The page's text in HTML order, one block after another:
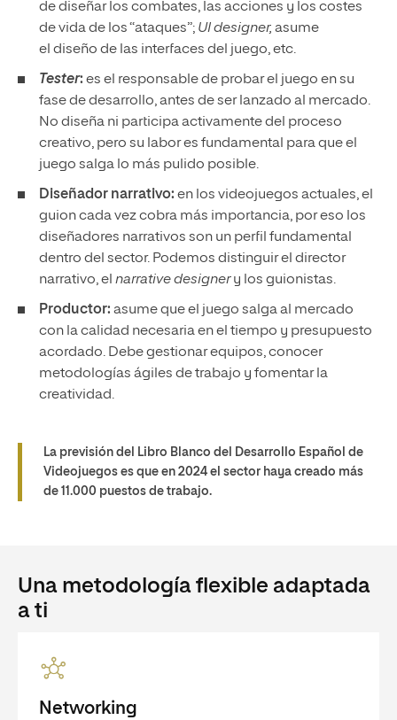
de diseñar los combates, las acciones y los costes
de vida de los “ataques”; UI designer, asume
el diseño de las interfaces del juego, etc.
Tester: es el responsable de probar el juego en su
fase de desarrollo, antes de ser lanzado al mercado.
No diseña ni participa activamente del proceso
creativo, pero su labor es fundamental para que el
juego salga lo más pulido posible.
Diseñador narrativo: en los videojuegos actuales, el
guion cada vez cobra más importancia, por eso los
diseñadores narrativos son un perfil fundamental
dentro del sector. Podemos distinguir el director
narrativo, el narrative designery los guionistas.
Productor: asume que el juego salga al mercado
con la calidad necesaria en el tiempo y presupuesto
acordado. Debe gestionar equipos, conocer
metodologías ágiles de trabajo y fomentar la
creatividad.
La previsión del Libro Blanco del Desarrollo Español de
Videojuegos es que en 2024 el sector haya creado más
de 11.000 puestos de trabajo.
Una metodología flexible adaptada
a ti
Networking